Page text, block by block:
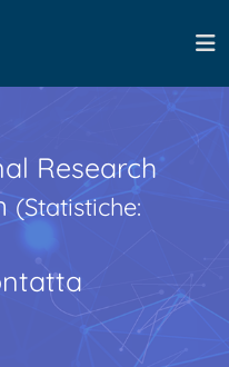
Research
(Statistiche: